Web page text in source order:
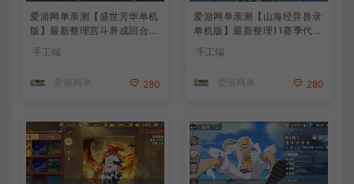
爱游网单亲测【盛世芳华单机
版】最新整理宫斗养成回合抽
一键端视频教学+linux手工外
手工端
爱游网单 280
爱游网单亲测【山海经异兽录
单机版】最新整理11赛季代金
模拟器手游 解压一键端 视频
手工端
爱游网单 280